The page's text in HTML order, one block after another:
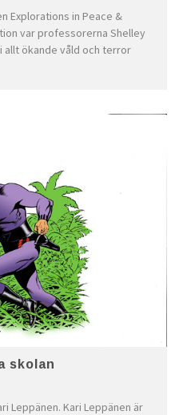
Explorations in Peace &
var professorerna Shelley
allt ökande våld och terror
skolan
Leppänen. Kari Leppänen är